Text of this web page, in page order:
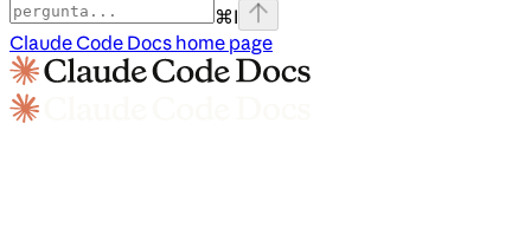
⌘I
Claude Code Docs home page